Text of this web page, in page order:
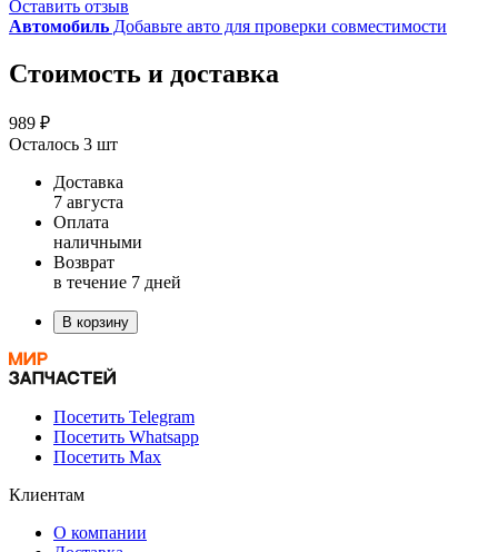
Оставить отзыв
Автомобиль Добавьте авто для проверки совместимости
Стоимость и доставка
989 ₽
Осталось 3 шт
Доставка
7 августа
Оплата
наличными
Возврат
в течение 7 дней
В корзину
Посетить Telegram
Посетить Whatsapp
Посетить Max
Клиентам
О компании